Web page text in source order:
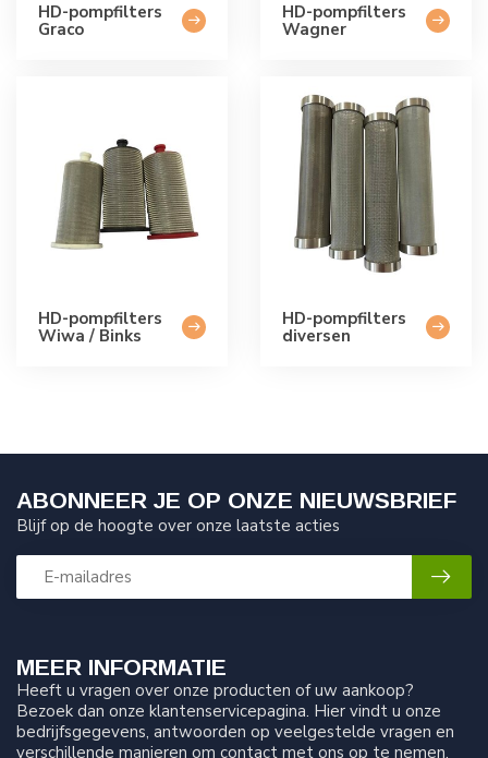
HD-pompfilters
Graco
HD-pompfilters
Wagner
HD-pompfilters
Wiwa / Binks
HD-pompfilters
diversen
MEER INFORMATIE
Heeft u vragen over onze producten of uw aankoop?
Bezoek dan onze klantenservicepagina. Hier vindt u onze
bedrijfsgegevens, antwoorden op veelgestelde vragen en
verschillende manieren om contact met ons op te nemen.
ABONNEER JE OP ONZE NIEUWSBRIEF
Blijf op de hoogte over onze laatste acties